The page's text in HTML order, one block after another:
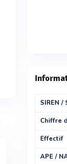
SIREN /
Chiffre
Effectif
APE /